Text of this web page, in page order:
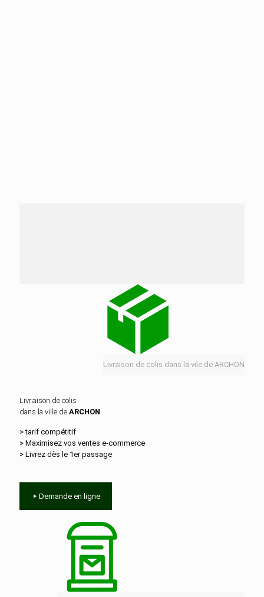
Livraison de colis dans la vile de ARCHON
Livraison de colis
dans la ville de ARCHON
> tarif compétitif
> Maximisez vos ventes e‑commerce
> Livrez dès le 1er passage
Demande en ligne